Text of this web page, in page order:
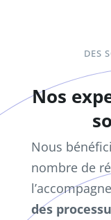
DES
Nos
Nous
nombre de
des